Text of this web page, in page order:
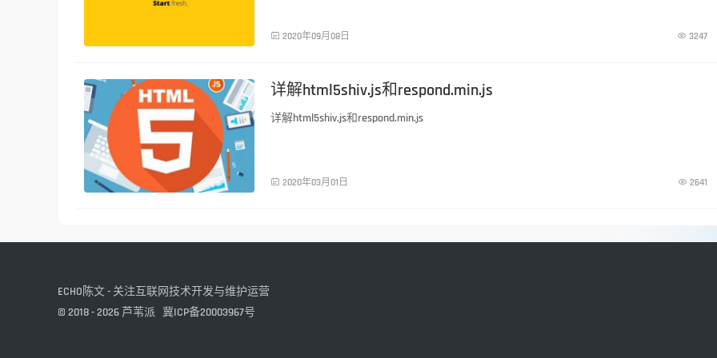
 2020年09月08日  3247
前端技术
详解html5shiv.js和respond.min.js
详解html5shiv.js和respond.min.js
 2020年03月01日  2641
ECHO陈文 - 关注互联网技术开发与维护运营
© 2018 - 2026 芦苇派 冀ICP备20003967号